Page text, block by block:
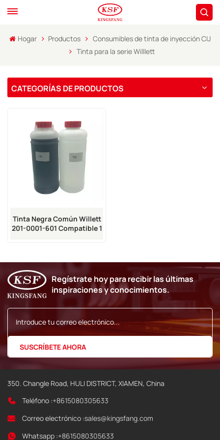
Hogar Productos
Consumibles de tinta de inyección CIJ
Tinta para la serie Willlett
CATEGORÍAS DE PRODUCTOS
Tinta Negra Común Willett
201-0001-601 Compatible 1
Regístrate hoy para recibir las últimas
inspiraciones y conocimientos.
350. Changle Road, HULI DISTRICT, XIAMEN, China
Teléfono :+8615080305633
Correo electrónico :sales@kingsfang.com
Whatsapp :+8615080305633